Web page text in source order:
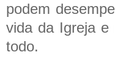
podem
vida da Igreja e
todo.